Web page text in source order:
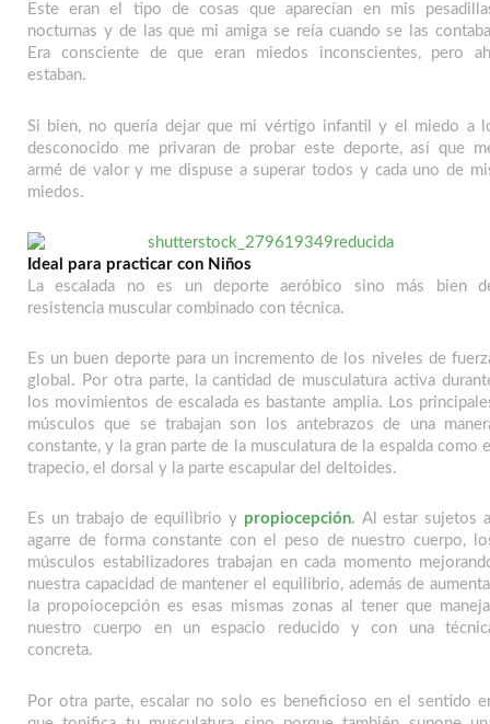
Este eran el tipo de cosas que aparecían en mis
nocturnas y de las que mi amiga se reía cuando se las
Era consciente de que eran miedos inconscientes, pero
estaban.
Si bien, no quería dejar que mi vértigo infantil y el miedo a
desconocido me privaran de probar este deporte, así que
armé de valor y me dispuse a superar todos y cada uno de
miedos.
Ideal para practicar con Niños
La escalada no es un deporte aeróbico sino más bien
resistencia muscular combinado con técnica.
Es un buen deporte para un incremento de los niveles de
global. Por otra parte, la cantidad de musculatura activa
los movimientos de escalada es bastante amplia. Los
músculos que se trabajan son los antebrazos de una
constante, y la gran parte de la musculatura de la espalda como
trapecio, el dorsal y la parte escapular del deltoides.
Es un trabajo de equilibrio y propiocepción. Al estar sujetos
agarre de forma constante con el peso de nuestro cuerpo,
músculos estabilizadores trabajan en cada momento
nuestra capacidad de mantener el equilibrio, además de
la propoiocepción es esas mismas zonas al tener que
nuestro cuerpo en un espacio reducido y con una
concreta.
Por otra parte, escalar no solo es beneficioso en el sentido